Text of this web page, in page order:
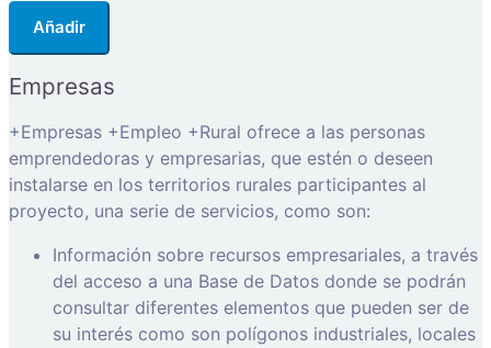
Añadir
Empresas
+Empresas +Empleo +Rural ofrece a las personas
emprendedoras y empresarias, que estén o deseen
instalarse en los territorios rurales participantes al
proyecto, una serie de servicios, como son:
Información sobre recursos empresariales, a través
del acceso a una Base de Datos donde se podrán
consultar diferentes elementos que pueden ser de
su interés como son polígonos industriales, locales